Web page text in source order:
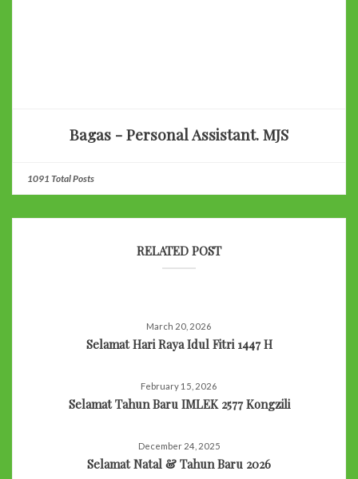
Bagas - Personal Assistant. MJS
1091 Total Posts
RELATED POST
March 20, 2026
Selamat Hari Raya Idul Fitri 1447 H
February 15, 2026
Selamat Tahun Baru IMLEK 2577 Kongzili
December 24, 2025
Selamat Natal & Tahun Baru 2026